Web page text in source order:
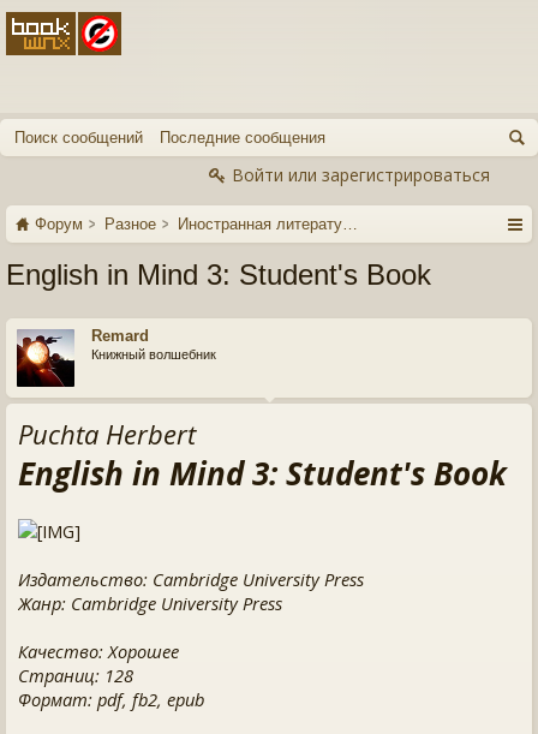
Поиск сообщений Последние сообщения
Войти или зарегистрироваться
Форум Разное Иностранная литература
English in Mind 3: Student's Book
Remard
Книжный волшебник
Puchta Herbert
English in Mind 3: Student's Book
Издательство: Cambridge University Press
Жанр: Cambridge University Press
Качество: Хорошее
Страниц: 128
Формат: pdf, fb2, epub